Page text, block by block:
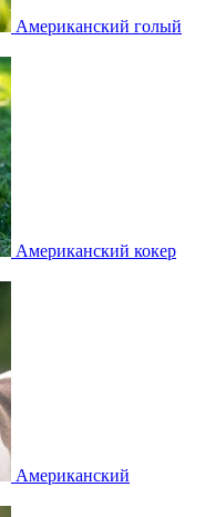
Американский голый
Американский кокер
Американский